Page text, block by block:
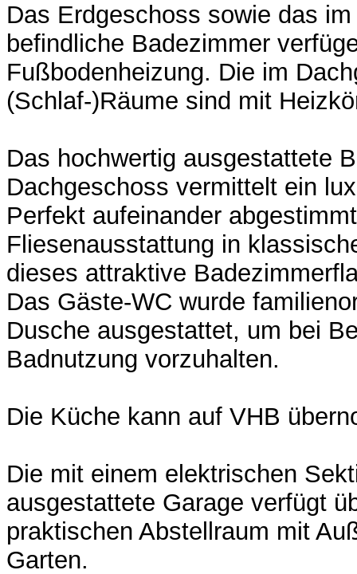
Das Erdgeschoss sowie das
befindliche Badezimmer
Fußbodenheizung. Die im
(Schlaf-)Räume sind mit
Das hochwertig ausgestattete
Dachgeschoss vermittelt ein
Perfekt aufeinander
Fliesenausstattung in
dieses attraktive
Das Gäste-WC wurde
Dusche ausgestattet, um bei
Badnutzung vorzuhalten.
Die Küche kann auf VHB
Die mit einem elektrischen
ausgestattete Garage verfügt
praktischen Abstellraum mit
Garten.